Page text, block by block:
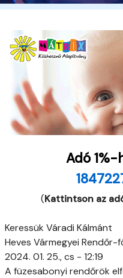
Adó 1%-
(Kattintson az
Keressük Váradi Kálmánt
Heves Vármegyei
2024. 01. 25., cs - 12:19
A füzesabonyi rendőrök